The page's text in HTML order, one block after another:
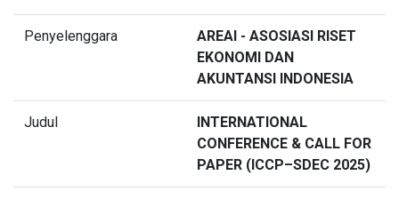
Penyelenggara
AREAI - ASOSIASI RISET
EKONOMI DAN
AKUNTANSI INDONESIA
Judul
INTERNATIONAL
CONFERENCE & CALL FOR
PAPER (ICCP–SDEC 2025)